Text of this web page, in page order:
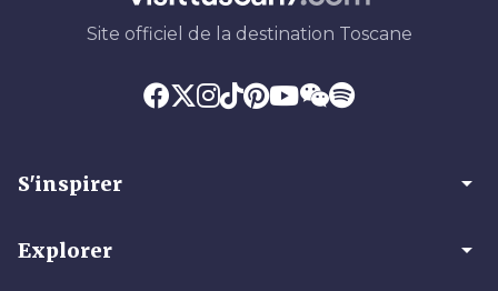
Site officiel de la destination Toscane
S'inspirer arrow_drop_down
Explorer arrow_drop_down